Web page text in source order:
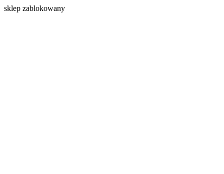
sklep zablokowany